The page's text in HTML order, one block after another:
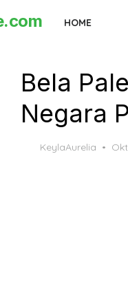
HOME
Bela
Negara
KeylaAurelia